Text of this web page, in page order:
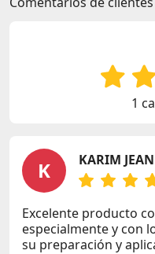
1
K KARIM
Excelente producto
especialmente y con
su preparación y